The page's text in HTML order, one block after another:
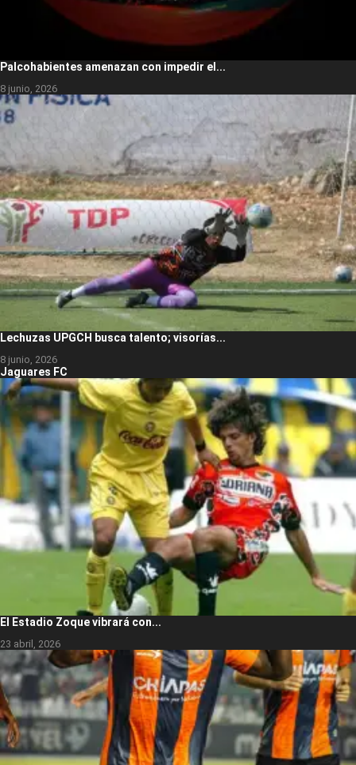
Palcohabientes amenazan con impedir el...
8 junio, 2026
Lechuzas UPGCH busca talento; visorías...
8 junio, 2026
Jaguares FC
El Estadio Zoque vibrará con...
23 abril, 2026